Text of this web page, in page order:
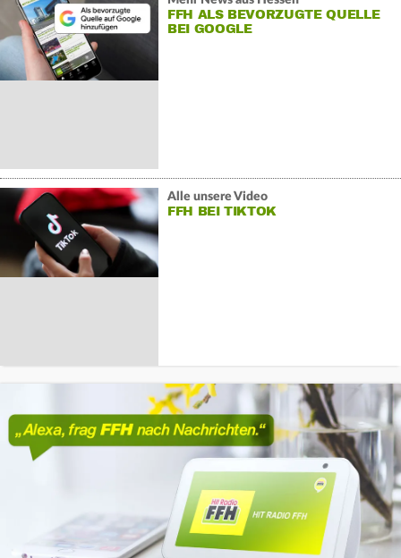
FFH ALS BEVORZUGTE QUELLE
BEI GOOGLE
Alle unsere Video
FFH BEI TIKTOK